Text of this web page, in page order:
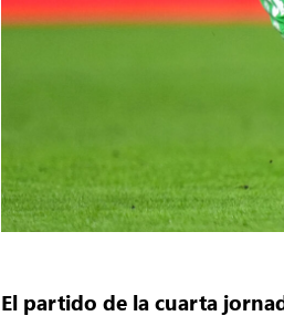
El partido de la cuarta